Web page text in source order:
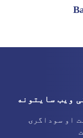
ویب سایتونه
او سوداگرۍ